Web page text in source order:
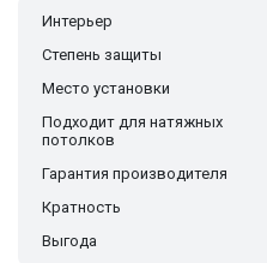
Интерьер
Степень защиты
Место установки
Подходит для натяжных
потолков
Гарантия производителя
Кратность
Выгода